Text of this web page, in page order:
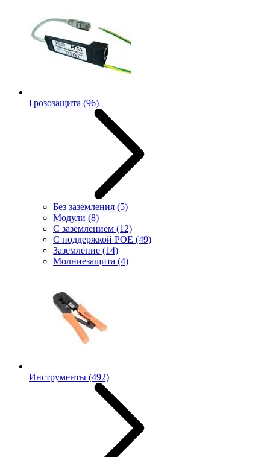
Грозозащита (96)
Без заземления (5)
Модули (8)
С заземлением (12)
С поддержкой POE (49)
Заземление (14)
Молниезащита (4)
Инструменты (492)